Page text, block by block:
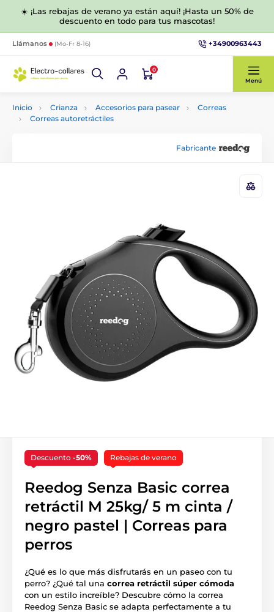
☀️ ¡Las rebajas de verano ya están aquí! ¡Hasta un 50% de
descuento en todo para tus mascotas!
Llámanos (Mo-Fr 8-16) +34900963443
0
Menú
Inicio Crianza Accesorios para pasear
Correas
Correas autoretráctiles
Fabricante
Descuento -50% Rebajas de verano
Reedog Senza Basic correa
retráctil M 25kg/ 5 m cinta /
negro pastel | Correas para
perros
¿Qué es lo que más disfrutarás en un paseo con tu
perro? ¿Qué tal una correa retráctil súper cómoda
con un estilo increíble? Descubre cómo la correa
Reedog Senza Basic se adapta perfectamente a tu